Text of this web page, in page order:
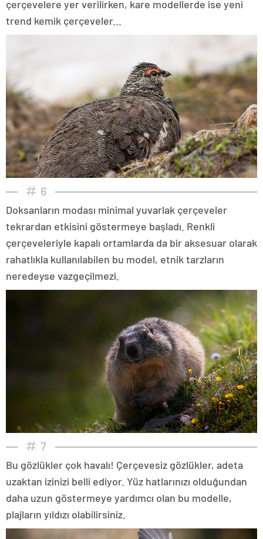
çerçevelere yer verilirken, kare modellerde ise yeni
trend kemik çerçeveler...
6
Doksanların modası minimal yuvarlak çerçeveler
tekrardan etkisini göstermeye başladı. Renkli
çerçeveleriyle kapalı ortamlarda da bir aksesuar olarak
rahatlıkla kullanılabilen bu model, etnik tarzların
neredeyse vazgeçilmezi.
7
Bu gözlükler çok havalı! Çerçevesiz gözlükler, adeta
uzaktan izinizi belli ediyor. Yüz hatlarınızı olduğundan
daha uzun göstermeye yardımcı olan bu modelle,
plajların yıldızı olabilirsiniz.